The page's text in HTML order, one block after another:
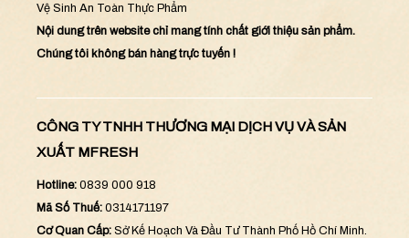
Vệ Sinh An Toàn Thực Phẩm
Nội dung trên website chỉ mang tính chất giới thiệu sản phẩm.
Chúng tôi không bán hàng trực tuyến !
CÔNG TY TNHH THƯƠNG MẠI DỊCH VỤ VÀ SẢN
XUẤT MFRESH
Hotline: 0839 000 918
Mã Số Thuế: 0314171197
Cơ Quan Cấp: Sở Kế Hoạch Và Đầu Tư Thành Phố Hồ Chí Minh.